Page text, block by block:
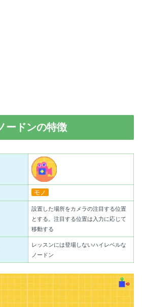
ードンの特徴
モノ
設置した場所をカメラの注目する位置
とする。注目する位置は入力に応じて
移動する
レッスンには登場しないハイレベルな
ノードン